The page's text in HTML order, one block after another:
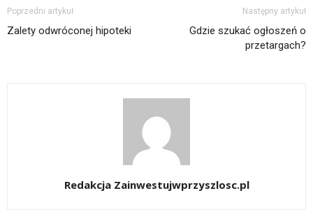
Poprzedni artykuł
Zalety odwróconej hipoteki
Następny artykuł
Gdzie szukać ogłoszeń o
przetargach?
Redakcja Zainwestujwprzyszlosc.pl